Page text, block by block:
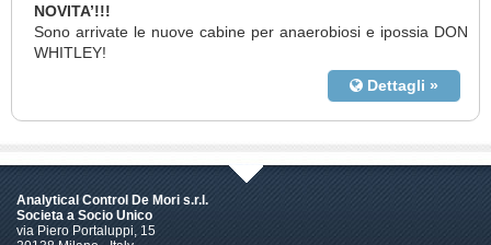
NOVITA’!!!
Sono arrivate le nuove cabine per anaerobiosi e ipossia DON
WHITLEY!
Dettagli »
Analytical Control De Mori s.r.l.
Societa a Socio Unico
via Piero Portaluppi, 15